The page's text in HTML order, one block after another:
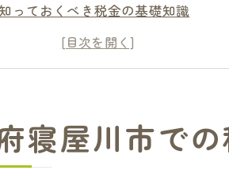
っておくべき税金の基礎知識
却に伴う税金の内訳とその重要性
考慮した不動産売却の流れ
を成功させるための準備と心構え
での不動産売却に必要な税金知識
寝屋川市で